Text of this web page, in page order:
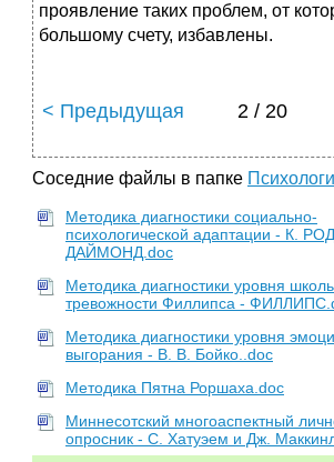
проявление таких проблем, от
большому счету, избавлены.
< Предыдущая 2 / 20
Соседние файлы в папке
Методика диагностики социально-
психологической адаптации - К.
ДАЙМОНД.doc
Методика диагностики уровня
тревожности Филлипса -
Методика диагностики уровня
выгорания - В. В. Бойко..doc
Методика Пятна Роршаха.doc
Миннесотский многоаспектный
опросник - С. Хатуэем и Дж.